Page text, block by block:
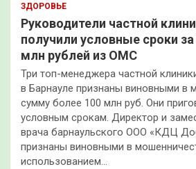
ЗДОРОВЬЕ
Руководители частной
получили условные сроки
млн рублей из ОМС
Три топ-менеджера частной
в Барнауле признаны виновными в
сумму более 100 млн руб. Они
условным срокам. Директор и
врача барнаульского ООО «КДЦ
признаны виновными в
использованием…